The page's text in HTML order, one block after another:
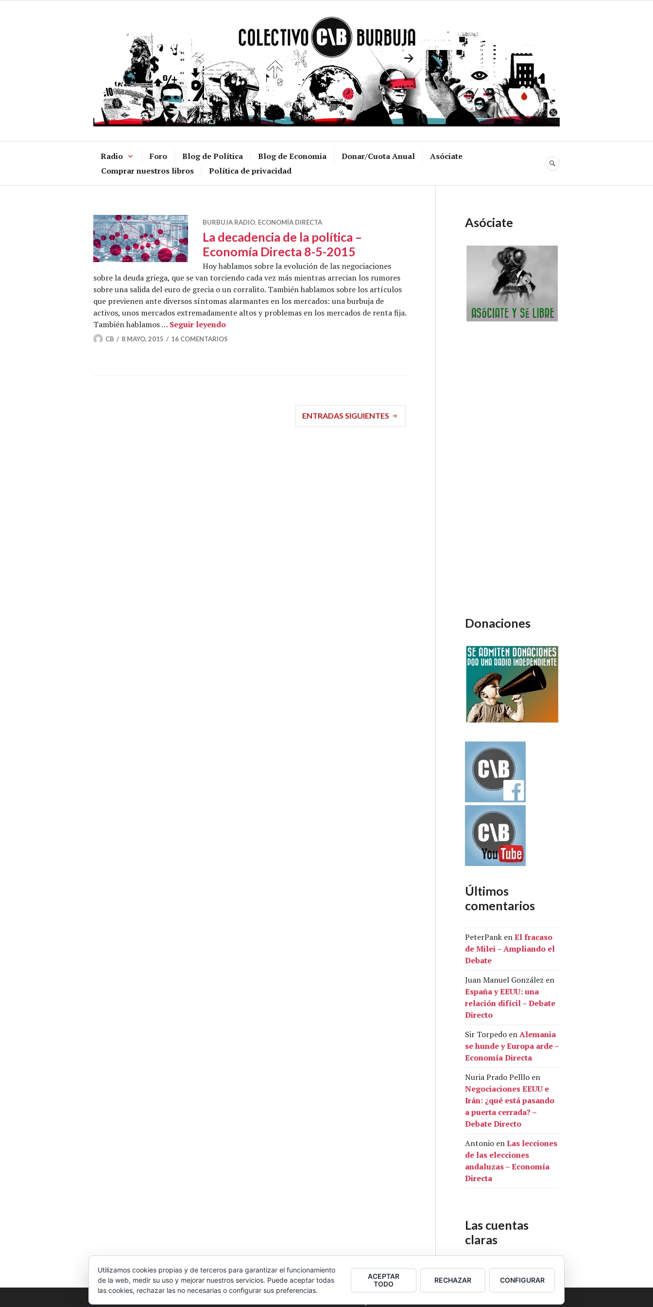
Radio Foro Blog de Política Blog de Economia Donar/Cuota Anual
Asóciate
Comprar nuestros libros
Política de privacidad
BUSCAR
BURBUJA RADIO, ECONOMÍA DIRECTA
La decadencia de la política –
Economía Directa 8-5-2015
Hoy hablamos sobre la evolución de las negociaciones
sobre la deuda griega, que se van torciendo cada vez más mientras arrecian los rumores
sobre una salida del euro de grecia o un corralito. También hablamos sobre los artículos
que previenen ante diversos síntomas alarmantes en los mercados: una burbuja de
activos, unos mercados extremadamente altos y problemas en los mercados de renta fija.
También hablamos … Seguir leyendoLa decadencia de la política – Economía Directa 8-5-2015
CB 8 MAYO, 2015 16 COMENTARIOS
ENTRADAS SIGUIENTES
Asóciate
Donaciones
Últimos
comentarios
PeterPank enEl fracaso
de Milei – Ampliando el
Debate
Juan Manuel González en
España y EEUU: una
relación difícil – Debate
Directo
Sir Torpedo enAlemania
se hunde y Europa arde –
Economía Directa
Nuria Prado Pelllo en
Negociaciones EEUU e
Irán: ¿qué está pasando
a puerta cerrada? –
Debate Directo
Antonio enLas lecciones
de las elecciones
andaluzas – Economía
Directa
Las cuentas
claras
Nuestras cuentas
2026 Colectivo Burbuja
Utilizamos cookies propias y de terceros para garantizar el funcionamiento
de la web, medir su uso y mejorar nuestros servicios. Puede aceptar todas
las cookies, rechazar las no necesarias o configurar sus preferencias.
ACEPTAR
TODO
RECHAZAR CONFIGURAR